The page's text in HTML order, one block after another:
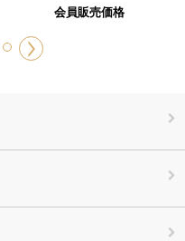
会員販売価格